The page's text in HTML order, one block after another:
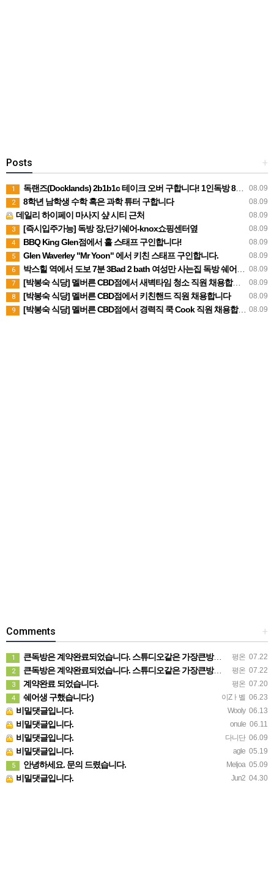
+
Posts
08.09
1 독랜즈(Docklands) 2b1b1c 테이크 오버 구합니다! 1인독방 8월말 입주가능
08.09
2 8학년 남학생 수학 혹은 과학 튜터 구합니다
08.09
데일리 하이페이 마사지 샾 시티 근처
08.09
3 [즉시입주가능] 독방 장,단기쉐어-knox쇼핑센터옆
08.09
4 BBQ King Glen점에서 홀 스태프 구인합니다!
08.09
5 Glen Waverley "Mr Yoon" 에서 키친 스태프 구인합니다.
08.09
6 박스힐 역에서 도보 7분 3Bad 2 bath 여성만 사는집 독방 쉐어생 찾습니다 (280불 빌포함)
08.09
7 [박봉숙 식당] 멜버른 CBD점에서 새벽타임 청소 직원 채용합니다 (경력자 환영)
08.09
8 [박봉숙 식당] 멜버른 CBD점에서 키친핸드 직원 채용합니다
08.09
9 [박봉숙 식당] 멜버른 CBD점에서 경력직 쿡 Cook 직원 채용합니다
+
Comments
평온 07.22
1 큰독방은 계약완료되었습니다. 스튜디오같은 가장큰방을 2인동시 또는 혼자서 큰독방으로도 즉시입주 가능합니다.
평온 07.22
2 큰독방은 계약완료되었습니다. 스튜디오같은 가장큰방을 2인동시 또는 혼자서 큰독방으로도 즉시입주 가능합니다.
평온 07.20
3 계약완료 되었습니다.
이Zㅏ벨 06.23
4 쉐어생 구했습니다:)
Wooly 06.13
비밀댓글입니다.
onule 06.11
비밀댓글입니다.
다니단 06.09
비밀댓글입니다.
agle 05.19
비밀댓글입니다.
Meljoa 05.09
5 안녕하세요. 문의 드렸습니다.
Jun2 04.30
비밀댓글입니다.